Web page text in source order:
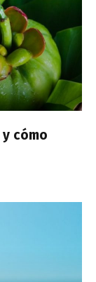
cómo